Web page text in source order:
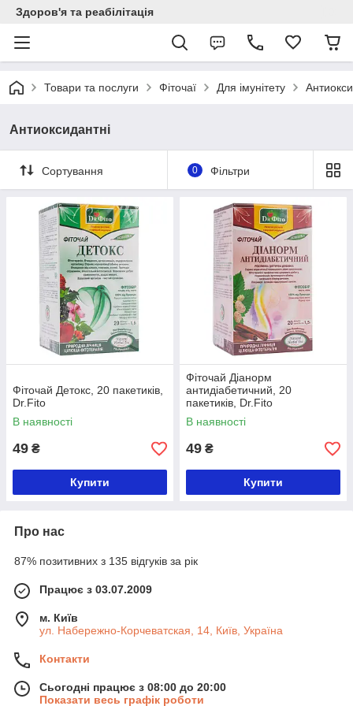
Здоров'я та реабілітація
Товари та послуги Фіточаї Для імунітету
Антиоксидантні
Сортування 0 Фільтри
Фіточай Детокс, 20 пакетиків,
Dr.Fito
В наявності
49 ₴
Купити
Фіточай Діанорм
антидіабетичний, 20
пакетиків, Dr.Fito
В наявності
49 ₴
Купити
Про нас
87% позитивних з 135 відгуків за рік
Працює з 03.07.2009
м. Київ
ул. Набережно-Корчеватская, 14, Київ, Україна
Контакти
Сьогодні працює з 08:00 до 20:00
Показати весь графік роботи